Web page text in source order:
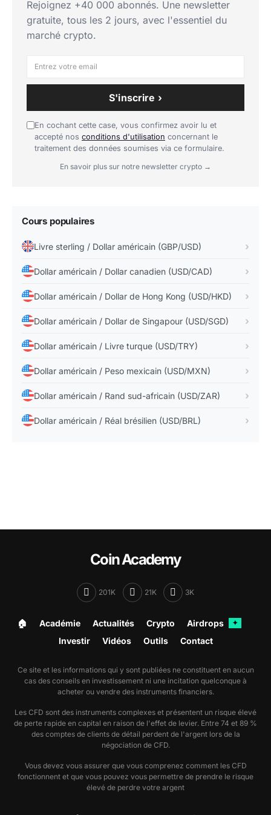
plage 52 semaines et rappel des facteurs clés. Cela
permet de garder une lecture structurée plutôt que de
réagir à chaque mouvement de marché.
Quels risques faut-il surveiller sur Dollar
Le premier risque consiste à surinterpréter un
mouvement de très court terme. Sur le forex, les
annonces de politique monétaire, les chiffres
d'inflation ou les surprises géopolitiques peuvent
provoquer des accélérations violentes qui se
souvent trompeur.
Le deuxième risque est lié au levier. Beaucoup
amplifient autant les gains potentiels que les pertes.
Même une paire très liquide et très suivie comme
si elle est traitée avec trop de taille ou sans cadre
clair. Une bonne lecture macro ne remplace jamais la
marché changent. Une paire peut être guidée par les
taux pendant plusieurs mois, puis devenir
grandes paires. Le différentiel de ton, de rythme de
baisse ou de hausse de taux, ainsi que la lecture de
l'inflation, peuvent modifier durablement la trajectoire
l'absence d'annonce immédiate, le simple
changement d'anticipation du marché peut suffire à
Suivre Dollar australien / Yen japonais implique donc
mais aussi les attentes implicites du marché
monétaire. C'est cette hiérarchie des facteurs qui
de change.
Pourquoi la paire Dollar australien / Yen
japonais intéresse-t-elle aussi les non-
Rejoignez +40 000 abonnés. Une newsletter
gratuite, tous les 2 jours, avec l'essentiel du
marché crypto.
S'inscrire ›
En cochant cette case, vous confirmez avoir lu et
accepté nos conditions d'utilisation concernant le
traitement des données soumises via ce formulaire.
En savoir plus sur notre newsletter crypto →
Cours populaires
Livre sterling / Dollar américain (GBP/USD)
Dollar américain / Dollar canadien (USD/CAD)
Dollar américain / Dollar de Hong Kong (USD/HKD)
Dollar américain / Dollar de Singapour (USD/SGD)
Dollar américain / Livre turque (USD/TRY)
Dollar américain / Peso mexicain (USD/MXN)
Dollar américain / Rand sud-africain (USD/ZAR)
Dollar américain / Réal brésilien (USD/BRL)
Coin Academy
201K 21K 3K
🏠︎ Académie Actualités Crypto Airdrops ✦
Investir Vidéos Outils Contact
Ce site et les informations qui y sont publiées ne constituent en aucun
cas des conseils en investissement ni une incitation quelconque à
acheter ou vendre des instruments financiers.
Les CFD sont des instruments complexes et présentent un risque élevé
de perte rapide en capital en raison de l'effet de levier. Entre 74 et 89 %
des comptes de clients de détail perdent de l'argent lors de la
négociation de CFD.
Vous devez vous assurer que vous comprenez comment les CFD
fonctionnent et que vous pouvez vous permettre de prendre le risque
élevé de perdre votre argent